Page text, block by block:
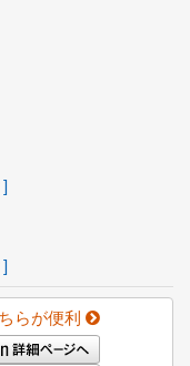
]
]
らが便利